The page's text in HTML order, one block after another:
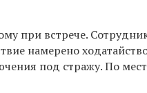
при встрече.
намерено
под стражу. По